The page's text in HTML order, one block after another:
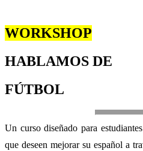
WORKSHOP
HABLAMOS DE
FÚTBOL
Un curso diseñado para
que deseen mejorar su español a